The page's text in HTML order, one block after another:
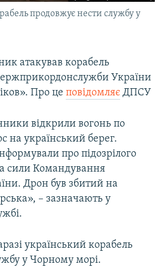
продовжує нести службу у
атакував корабель
України
Про це повідомляє ДПСУ
відкрили вогонь по
на український берег.
про підозрілого
сили Командування
Дрон був збитий на
– зазначають у
український корабель
у Чорному морі.